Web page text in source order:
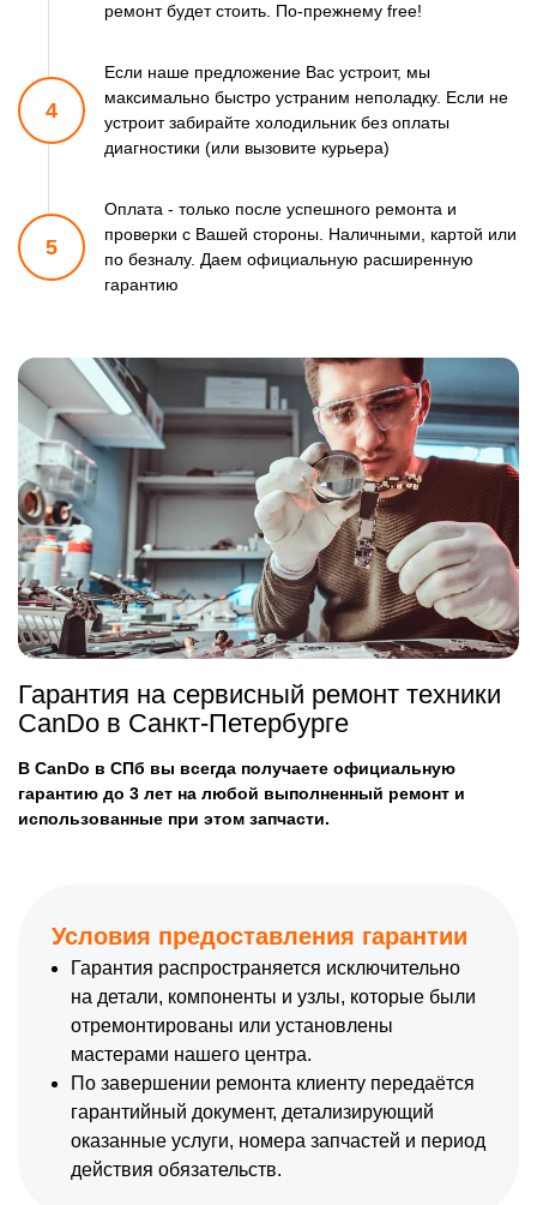
ремонтбудет стоить. По-прежнему free!
4
Если наше предложение Вас устроит, мы
максимально быстро устраним неполадку. Если не
устроит забирайте холодильник без оплаты
диагностики (или вызовите курьера)
5
Оплата - только после успешного ремонта и
проверки с Вашей стороны. Наличными, картой или
по безналу. Даем официальную расширенную
гарантию
Гарантия на сервисный ремонт техники
CanDo в Санкт-Петербурге
В CanDo в СПб вы всегда получаете официальную
гарантию до 3 лет на любой выполненный ремонт и
использованные при этом запчасти.
Условия предоставления гарантии
Гарантия распространяется исключительно
на детали, компоненты и узлы, которые были
отремонтированы или установлены
мастерами нашего центра.
По завершении ремонта клиенту передаётся
гарантийный документ, детализирующий
оказанные услуги, номера запчастей и период
действия обязательств.